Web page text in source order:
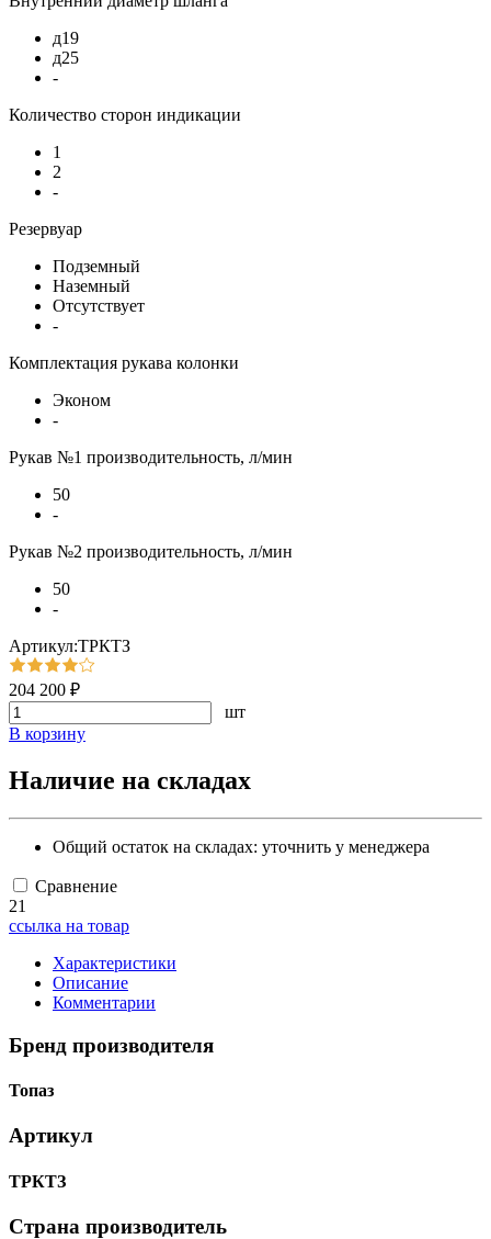
д19
д25
-
Количество сторон индикации
1
2
-
Резервуар
Подземный
Наземный
Отсутствует
-
Комплектация рукава колонки
Эконом
-
Рукав №1 производительность, л/мин
50
-
Рукав №2 производительность, л/мин
50
-
Артикул:ТРКТЗ
204 200 ₽
шт
В корзину
Наличие на складах
Общий остаток на складах: уточнить у менеджера
Сравнение
21
ссылка на товар
Характеристики
Описание
Комментарии
Бренд производителя
Топаз
Артикул
ТРКТЗ
Страна производитель